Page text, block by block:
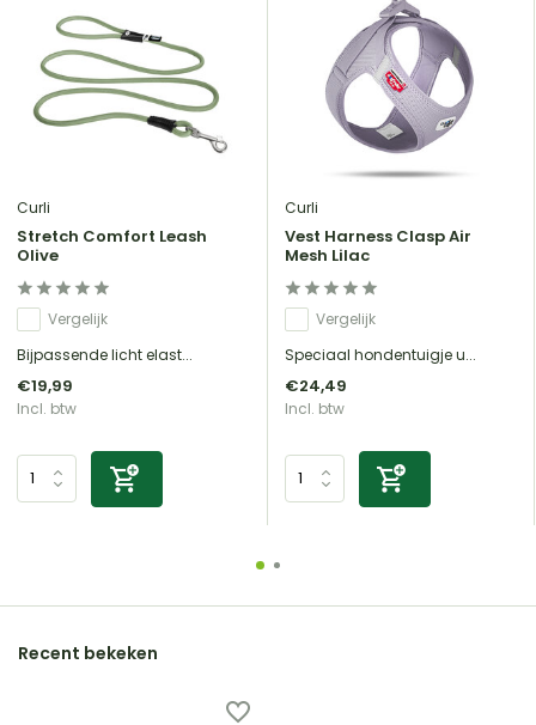
Curli
Stretch Comfort Leash
Olive
Vergelijk
Bijpassende licht elast...
€19,99
Incl. btw
Curli
Vest Harness Clasp Air
Mesh Lilac
Vergelijk
Speciaal hondentuigje u...
€24,49
Incl. btw
Recent bekeken